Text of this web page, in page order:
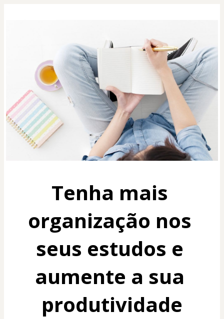
Tenha mais
organização nos
seus estudos e
aumente a sua
produtividade